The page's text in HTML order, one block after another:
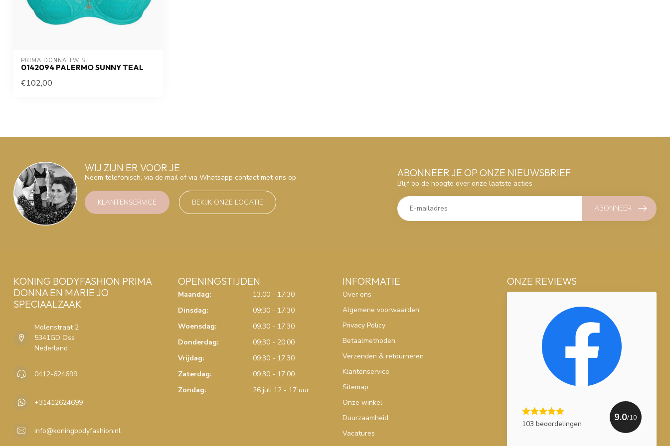
PRIMA DONNA TWIST
0142094 PALERMO SUNNY TEAL
€102,00
WIJ ZIJN ER VOOR JE
Neem telefonisch, via de mail of via Whatsapp contact met ons op
KLANTENSERVICE BEKIJK ONZE LOCATIE
ABONNEER JE OP ONZE NIEUWSBRIEF
Blijf op de hoogte over onze laatste acties
ABONNEER
KONING BODYFASHION PRIMA
DONNA EN MARIE JO
SPECIAALZAAK
Molenstraat 2
5341GD Oss
Nederland
0412-624699
+31412624699
info@koningbodyfashion.nl
OPENINGSTIJDEN
Maandag:
13.00 - 17:30
Dinsdag:
09:30 - 17:30
Woensdag:
09.30 - 17:30
Donderdag:
09:30 - 20:00
Vrijdag:
09:30 - 17:30
Zaterdag:
09.30 - 17.00
Zondag:
26 juli 12 - 17 uur
INFORMATIE
Over ons
Algemene voorwaarden
Privacy Policy
Betaalmethoden
Verzenden & retourneren
Klantenservice
Sitemap
Onze winkel
Duurzaamheid
Vacatures
ONZE REVIEWS
103 beoordelingen
9.0/10